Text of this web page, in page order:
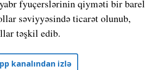
fyuçerslərinin qiyməti bir barel
səviyyəsində ticarət olunub,
təşkil edib.
kanalından izlə